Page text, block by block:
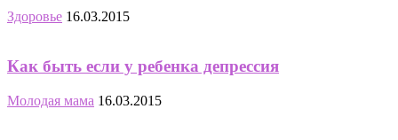
Здоровье 16.03.2015
Как быть если у ребенка депрессия
Молодая мама 16.03.2015